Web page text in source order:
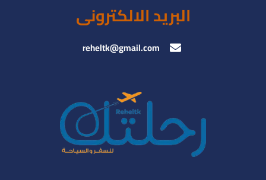
البريد الالكترونى
reheltk@gmail.com